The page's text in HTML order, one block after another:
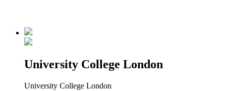
University College London
University College London